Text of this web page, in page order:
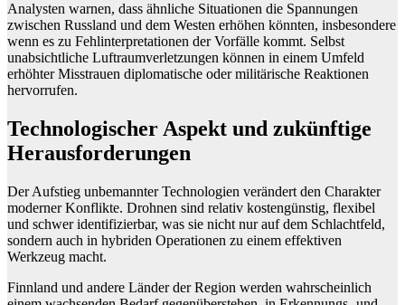
Analysten warnen, dass ähnliche Situationen die Spannungen
zwischen Russland und dem Westen erhöhen könnten, insbesondere
wenn es zu Fehlinterpretationen der Vorfälle kommt. Selbst
unabsichtliche Luftraumverletzungen können in einem Umfeld
erhöhter Misstrauen diplomatische oder militärische Reaktionen
hervorrufen.
Technologischer Aspekt und zukünftige
Herausforderungen
Der Aufstieg unbemannter Technologien verändert den Charakter
moderner Konflikte. Drohnen sind relativ kostengünstig, flexibel
und schwer identifizierbar, was sie nicht nur auf dem Schlachtfeld,
sondern auch in hybriden Operationen zu einem effektiven
Werkzeug macht.
Finnland und andere Länder der Region werden wahrscheinlich